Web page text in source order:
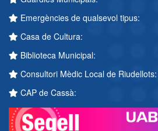
Emergències de qualsevol tipus:
Casa de Cultura:
Biblioteca Municipal:
Consultori Mèdic Local de Riudellots:
CAP de Cassà: